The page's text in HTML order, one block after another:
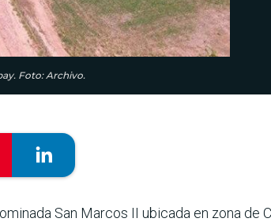
Foto: Archivo.
San Marcos II ubicada en zona de